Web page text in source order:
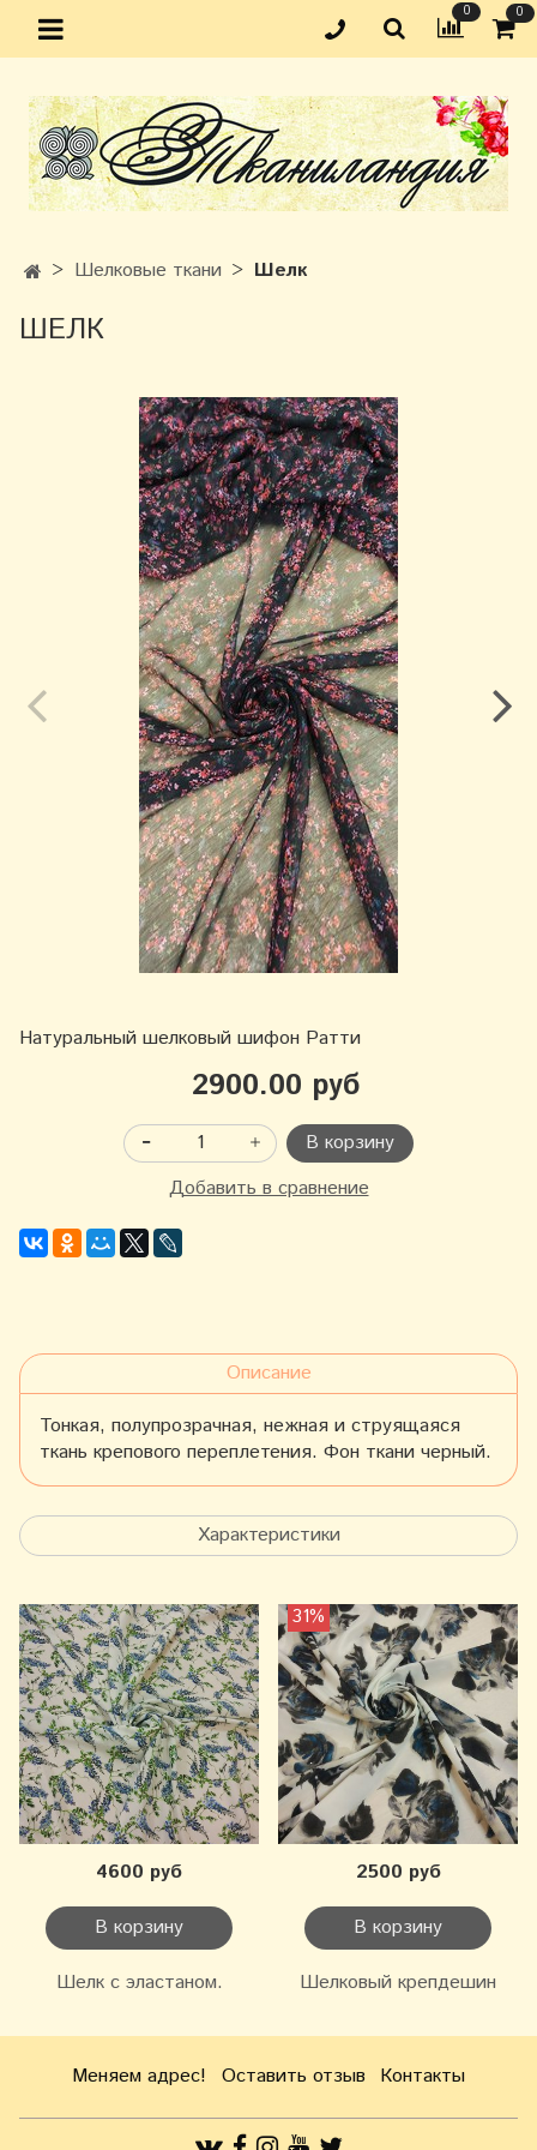
0 0
Шелковые ткани Шелк
ШЕЛК
Натуральный шелковый шифон Ратти
2900.00 руб
В корзину
Добавить в сравнение
Описание
Тонкая, полупрозрачная, нежная и струящаяся
ткань крепового переплетения. Фон ткани черный.
Характеристики
4600 руб
В корзину
Шелк с эластаном.
31%
2500 руб
В корзину
Шелковый крепдешин
Меняем адрес! Оставить отзыв Контакты